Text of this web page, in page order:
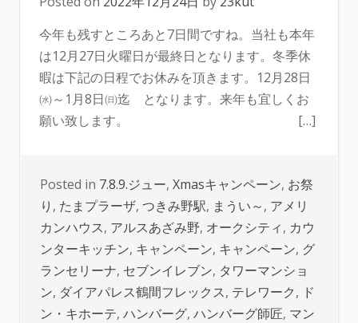
今年も残すところあと7日間ですね。当社も本年
は12月27日火曜日が最終日となります。冬季休
暇は下記の日程でお休みを頂きます。12月28日
㈬～1月8日㈰迄 となります。来年も宜しくお
願い致します。 […]
Posted in 7.8.9.ジュー, Xmasキャンペーン, お祭
り , たまプラーザ, つきみ野駅, まうい～, アメリ
カンハウス, アルスあざみ野, オークシティ, カウ
ンターキッチン, キャンペーン, キャンペーン, グ
ランセリーナ, セブンイレブン, タワーマンショ
ン, ダイアパレス鶴間フレックス, テレワーク, ド
ン・キホーテ, ハンバーグ, ハンバーグ師匠, マン